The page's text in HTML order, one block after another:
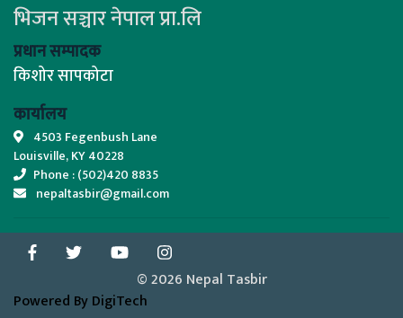
भिजन सञ्चार नेपाल प्रा.लि
प्रधान सम्पादक
किशोर सापकोटा
कार्यालय
4503 Fegenbush Lane
Louisville, KY 40228
Phone : (502)420 8835
nepaltasbir@gmail.com
© 2026 Nepal Tasbir
Powered By DigiTech